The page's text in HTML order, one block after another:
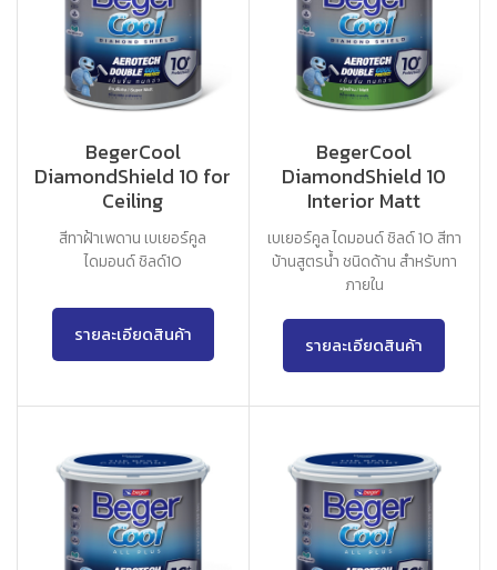
BegerCool
DiamondShield 10 for
Ceiling
สีทาฝ้าเพดาน เบเยอร์คูล
ไดมอนด์ ชิลด์10
รายละเอียดสินค้า
BegerCool
DiamondShield 10
Interior Matt
เบเยอร์คูล ไดมอนด์ ชิลด์ 10 สีทา
บ้านสูตรน้ำ ชนิดด้าน สำหรับทา
ภายใน
รายละเอียดสินค้า